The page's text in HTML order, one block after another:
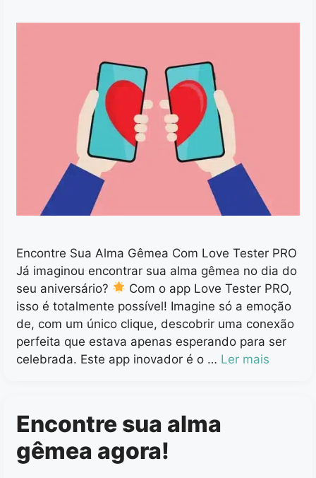
Encontre Sua Alma Gêmea Com Love Tester PRO
Já imaginou encontrar sua alma gêmea no dia do
seu aniversário?
Com o app Love Tester PRO,
isso é totalmente possível! Imagine só a emoção
de, com um único clique, descobrir uma conexão
perfeita que estava apenas esperando para ser
celebrada. Este app inovador é o … Ler mais
Encontre sua alma
gêmea agora!